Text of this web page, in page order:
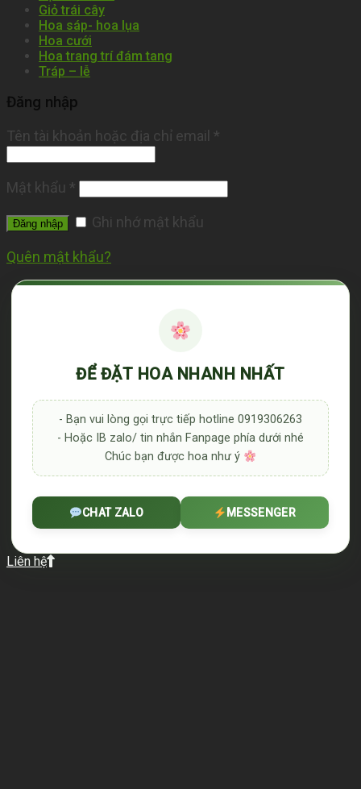
Giỏ trái cây
Hoa sáp- hoa lụa
Hoa cưới
Hoa trang trí đám tang
Tráp – lễ
Đăng nhập
Tên tài khoản hoặc địa chỉ email *
Mật khẩu *
Đăng nhập Ghi nhớ mật khẩu
Quên mật khẩu?
ĐỂ ĐẶT HOA NHANH NHẤT
- Bạn vui lòng gọi trực tiếp hotline 0919306263
- Hoặc IB zalo/ tin nhắn Fanpage phía dưới nhé
Chúc bạn được hoa như ý
CHAT ZALO MESSENGER
Liên hệ